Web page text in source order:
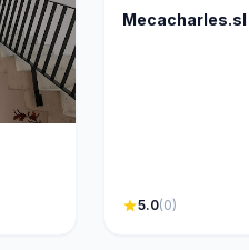
Mecacharles.sl
star5.0(0)